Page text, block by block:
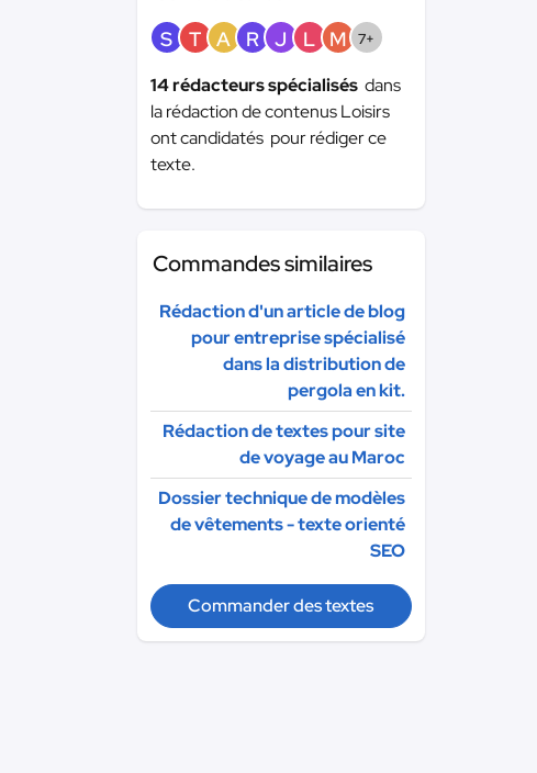
S T A R J L M 7+
14 rédacteurs spécialisés dans
la rédaction de contenus Loisirs
ont candidatés pour rédiger ce
texte.
Commandes similaires
Rédaction d'un article de blog
pour entreprise spécialisé
dans la distribution de
pergola en kit.
Rédaction de textes pour site
de voyage au Maroc
Dossier technique de modèles
de vêtements - texte orienté
SEO
Commander des textes